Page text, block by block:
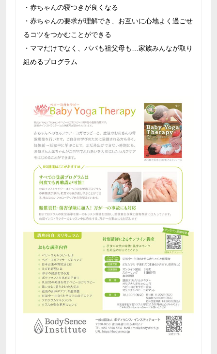
・赤ちゃんの寝つきが良くなる
・赤ちゃんの要求が理解でき、お互いに心地よく過ごせ
るコツをつかむことができる
・ママだけでなく、パパも祖父母も…家族みんなが取り
組めるプログラム